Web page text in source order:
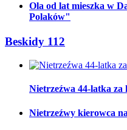
Ola od lat mieszka w
Polaków"
Beskidy 112
Nietrzeźwa 44-latka za
Nietrzeźwy kierowca